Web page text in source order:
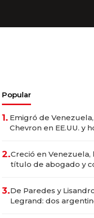
Popular
1. Emigró de
Chevron en EE.UU. y
2.Creció en
título de abogado y
3.De Paredes y
Legrand: dos